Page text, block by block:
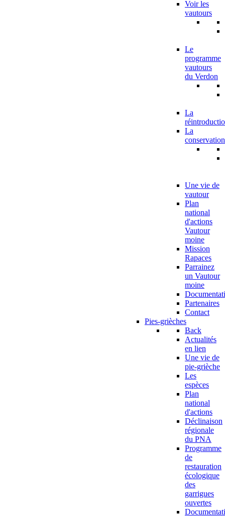
Voir les
vautours
Le
programme
vautours
du Verdon
La
La
conservation
Une vie de
vautour
Plan
national
d'actions
Vautour
moine
Mission
Rapaces
Parrainez
un Vautour
moine
Partenaires
Contact
Pies-grièches
Back
Actualités
en lien
Une vie de
pie-grièche
Les
espèces
Plan
national
d'actions
Déclinaison
régionale
du PNA
Programme
de
restauration
écologique
des
garrigues
ouvertes